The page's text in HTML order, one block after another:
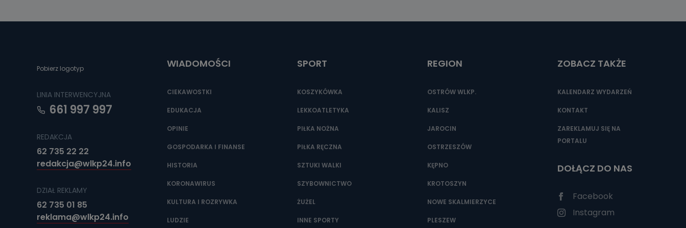
poczta@tvproart.pl
Pobierz logotyp
LINIA INTERWENCYJNA
661 997 997
REDAKCJA
62 735 22 22
redakcja@wlkp24.info
DZIAŁ REKLAMY
62 735 01 85
reklama@wlkp24.info
WIADOMOŚCI
CIEKAWOSTKI
EDUKACJA
OPINIE
GOSPODARKA I FINANSE
HISTORIA
KORONAWIRUS
KULTURA I ROZRYWKA
LUDZIE
SPORT
KOSZYKÓWKA
LEKKOATLETYKA
PIŁKA NOŻNA
PIŁKA RĘCZNA
SZTUKI WALKI
SZYBOWNICTWO
ŻUŻEL
INNE SPORTY
REGION
OSTRÓW WLKP.
KALISZ
JAROCIN
OSTRZESZÓW
KĘPNO
KROTOSZYN
NOWE SKALMIERZYCE
PLESZEW
ZOBACZ TAKŻE
KALENDARZ WYDARZEŃ
KONTAKT
ZAREKLAMUJ SIĘ NA
PORTALU
DOŁĄCZ DO NAS
Facebook
Instagram